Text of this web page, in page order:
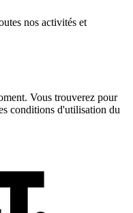
nos activités et
Vous trouverez pour
conditions d'utilisation du